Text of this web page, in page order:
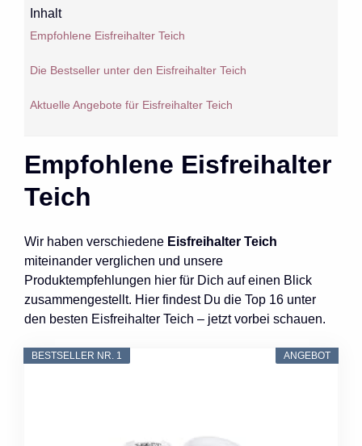
Inhalt
Empfohlene Eisfreihalter Teich
Die Bestseller unter den Eisfreihalter Teich
Aktuelle Angebote für Eisfreihalter Teich
Empfohlene Eisfreihalter
Teich
Wir haben verschiedene Eisfreihalter Teich
miteinander verglichen und unsere
Produktempfehlungen hier für Dich auf einen Blick
zusammengestellt. Hier findest Du die Top 16 unter
den besten Eisfreihalter Teich – jetzt vorbei schauen.
ANGEBOT
BESTSELLER NR. 1